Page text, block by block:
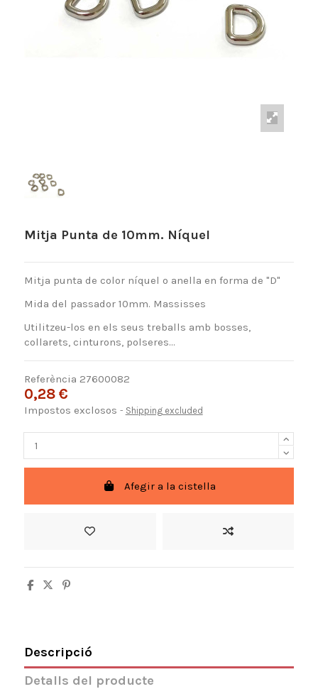
Mitja Punta de 10mm. Níquel
Mitja punta de color níquel o anella en forma de "D"
Mida del passador 10mm. Massisses
Utilitzeu-los en els seus treballs amb bosses,
collarets, cinturons, polseres...
Referència 27600082
0,28 €
Impostos exclosos Shipping excluded
Afegir a la cistella
Descripció
Detalls del producte